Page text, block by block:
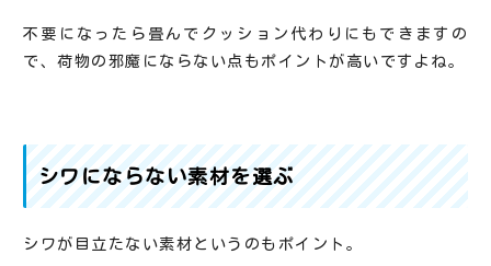
不要になったら畳んでクッション代わりにもできますの
で、荷物の邪魔にならない点もポイントが高いですよね。
シワにならない素材を選ぶ
シワが目立たない素材というのもポイント。